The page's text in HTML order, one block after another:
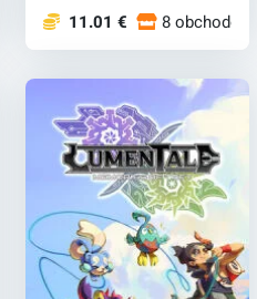
11.01 € 8 obchodoch